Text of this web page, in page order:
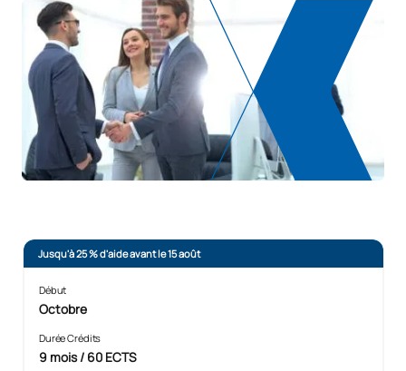
Jusqu'à 25 % d'aide avant le 15 août
Début
Octobre
Durée Crédits
9 mois / 60 ECTS